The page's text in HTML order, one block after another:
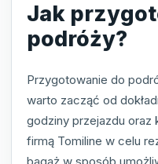
Jak
podróży?
Przygotowanie do
warto zacząć od
godziny przejazdu
firmą Tomiline w celu